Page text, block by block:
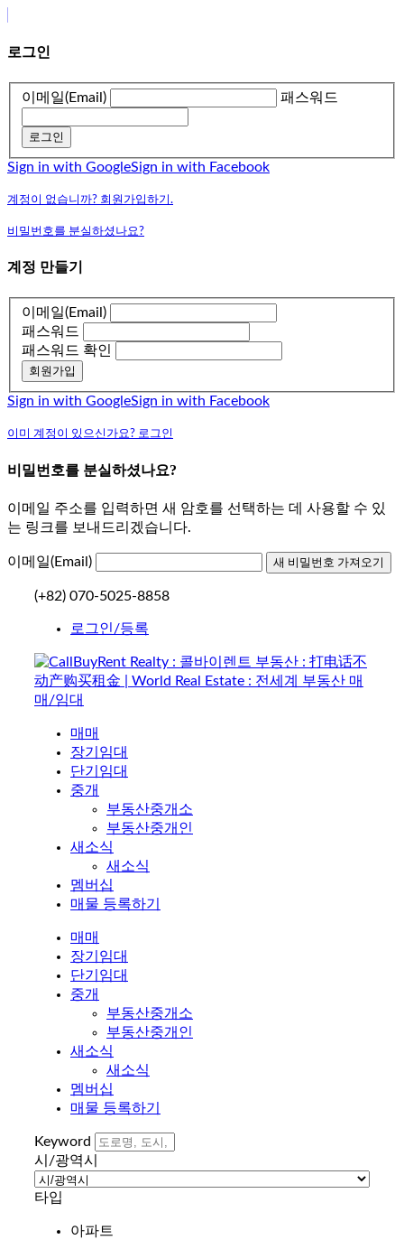
로그인
이메일(Email) 패스워드
로그인
Sign in with GoogleSign in with Facebook
계정이 없습니까? 회원가입하기.
비밀번호를 분실하셨나요?
계정 만들기
이메일(Email)
패스워드
패스워드 확인
회원가입
Sign in with GoogleSign in with Facebook
이미 계정이 있으신가요? 로그인
비밀번호를 분실하셨나요?
이메일 주소를 입력하면 새 암호를 선택하는 데 사용할 수 있
는 링크를 보내드리겠습니다.
이메일(Email)
(+82) 070-5025-8858
로그인/등록
매매
장기임대
단기임대
중개
부동산중개소
부동산중개인
새소식
새소식
멤버십
매물 등록하기
매매
장기임대
단기임대
중개
부동산중개소
부동산중개인
새소식
새소식
멤버십
매물 등록하기
Keyword
시/광역시
타입
아파트